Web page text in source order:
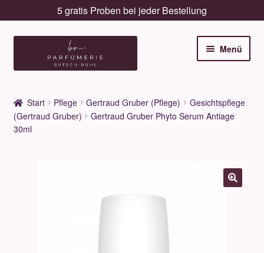
5 gratis Proben bei jeder Bestellung
Navigation
springen
springen
Menü
öffnen
Pflege
öffnen
Start Pflege Gertraud Gruber (Pflege)
Gesichtspflege
(Gertraud Gruber)
Gertraud Gruber Phyto Serum Antiage
30ml